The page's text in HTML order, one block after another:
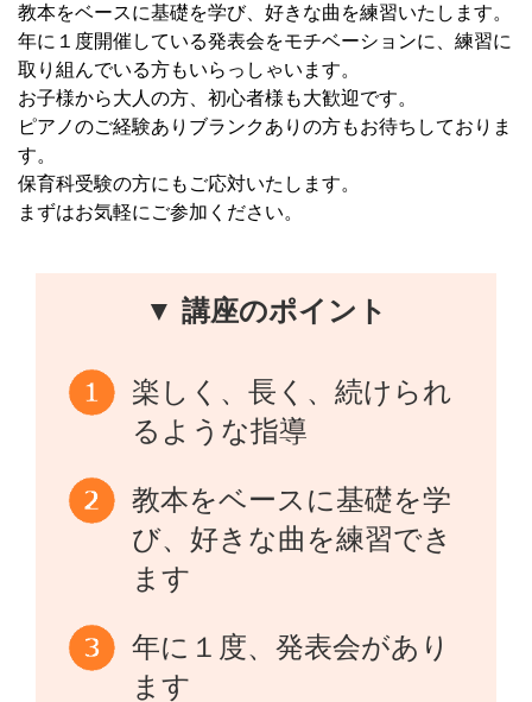
教本をベースに基礎を学び、好きな曲を練習いたします。
年に１度開催している発表会をモチベーションに、練習に
取り組んでいる方もいらっしゃいます。
お子様から大人の方、初心者様も大歓迎です。
ピアノのご経験ありブランクありの方もお待ちしておりま
す。
保育科受験の方にもご応対いたします。
まずはお気軽にご参加ください。
▼ 講座のポイント
楽しく、長く、続けられ
るような指導
教本をベースに基礎を学
び、好きな曲を練習でき
ます
年に１度、発表会があり
ます